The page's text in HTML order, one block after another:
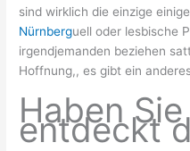
sind wirklich die einzige
Nürnberguell oder lesbische
irgendjemanden beziehen
Hoffnung,, es gibt ein
Haben
entdeckt